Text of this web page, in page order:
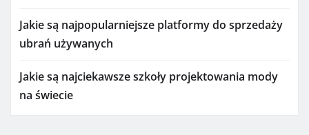
Jakie są najpopularniejsze platformy do sprzedaży
ubrań używanych
Jakie są najciekawsze szkoły projektowania mody
na świecie